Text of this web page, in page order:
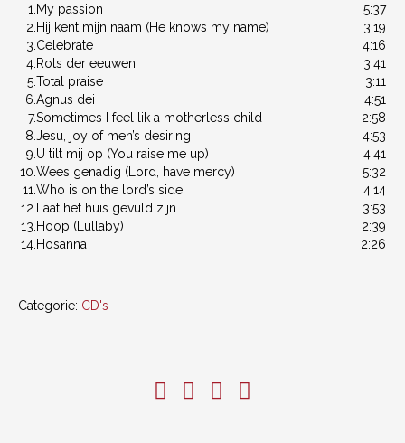
1. My passion
5:37
2. Hij kent mijn naam (He knows my name)
3:19
3. Celebrate
4:16
4. Rots der eeuwen
3:41
5.Total praise
3:11
6.Agnus dei
4:51
7.Sometimes I feel lik a motherless child
2:58
8.Jesu, joy of men’s desiring
4:53
9. U tilt mij op (You raise me up)
4:41
10.Wees genadig (Lord, have mercy)
5:32
11.Who is on the lord’s side
4:14
12.
Laat het huis gevuld zijn
3:53
13. Hoop (Lullaby)
2:39
14. Hosanna 2:26
Categorie: CD's